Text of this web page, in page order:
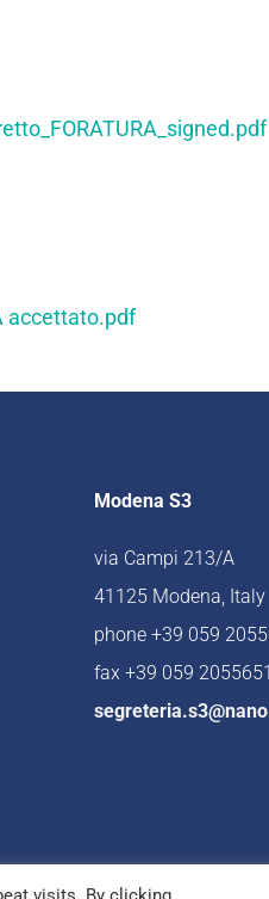
accettato.pdf
Modena S3
via Campi 213/A
41125 Modena, Italy
phone +39 059
fax +39 059 2055651